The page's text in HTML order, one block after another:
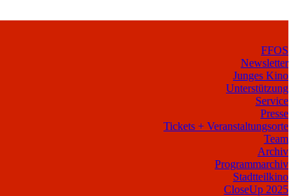
FFOS
Newsletter
Junges Kino
Unterstützung
Service
Presse
Tickets + Veranstaltungsorte
Team
Archiv
Programmarchiv
Stadtteilkino
CloseUp 2025